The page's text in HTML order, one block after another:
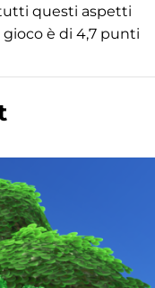
questi aspetti
è di 4,7 punti